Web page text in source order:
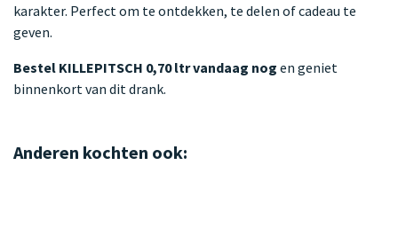
karakter. Perfect om te ontdekken, te delen of cadeau te
geven.
Bestel KILLEPITSCH 0,70 ltr vandaag nog en geniet
binnenkort van dit drank.
Anderen kochten ook: